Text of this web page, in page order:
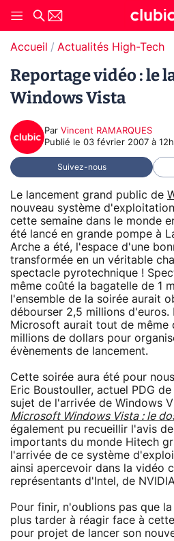
Accueil Actualités High-Tech
Reportage vidéo : le
Windows Vista
Par Vincent RAMARQUES
Publié le 03 février 2007 à
Suivez-nous
Le lancement grand public de
nouveau système
cette semaine dans le monde
été lancé en grande pompe à
Arche a été, l'espace d'une
transformée en un véritable
spectacle pyrotechnique !
même coûté la bagatelle de 1
l'ensemble de la soirée aurait
débourser 2,5 millions d'euros.
Microsoft aurait tout de même
millions de dollars pour
évènements de lancement.
Cette soirée aura été pour
Eric Boustouller, actuel PDG
sujet de l'arrivée de Windows
Microsoft Windows Vista : le
également pu recueillir l'avis
importants du monde Hitech
l'arrivée de ce système
ainsi apercevoir dans la vidéo
représentants d'Intel, de
Pour finir, n'oublions pas que
plus tarder à réagir face à
pour projet de lancer son